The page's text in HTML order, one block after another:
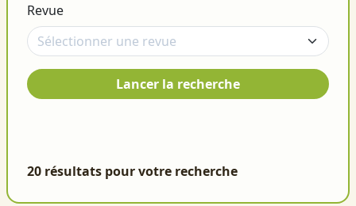
Revue
Lancer la recherche
20 résultats pour votre recherche